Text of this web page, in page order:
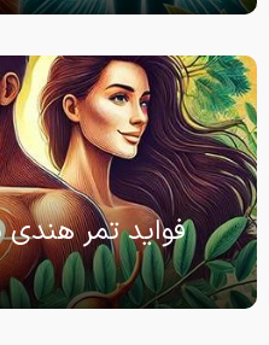
فواید تمر هندی